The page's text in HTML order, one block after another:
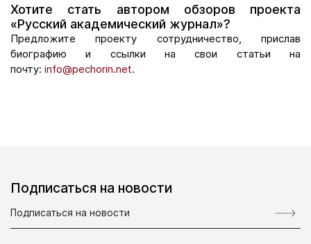
Хотите стать автором обзоров проекта
«Русский академический журнал»?
Предложите проекту сотрудничество, прислав
биографию и ссылки на свои статьи на
почту: info@pechorin.net.
Подписаться на новости